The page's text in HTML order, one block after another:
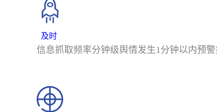
及时
信息抓取频率分钟级舆情发生1分钟以内预